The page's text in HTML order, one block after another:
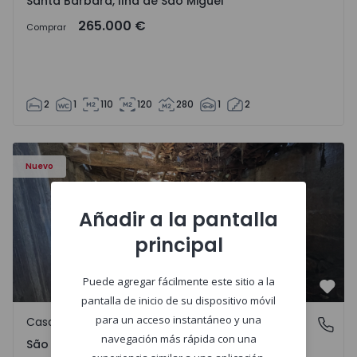
Comprar 265.000 €
2 1 110 120 280 1 2
Nuevo
Casa Vila Real, São Tomé do Castelo e Justes - 1575189 - 1
São Tomé do Castelo e Justes, Vila Real
Casa de Campo
São Tomé do Castelo e Justes, Vila Real
Añadir a la pantalla
principal
Puede agregar fácilmente este sitio a la
pantalla de inicio de su dispositivo móvil
para un acceso instantáneo y una
navegación más rápida con una